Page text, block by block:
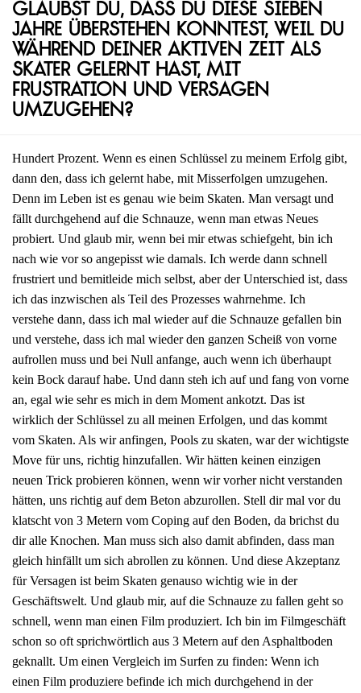
Glaubst du, dass du diese sieben
Jahre überstehen konntest, weil du
während deiner aktiven Zeit als
Skater gelernt hast, mit
Frustration und Versagen
umzugehen?
Hundert Prozent. Wenn es einen Schlüssel zu meinem Erfolg gibt,
dann den, dass ich gelernt habe, mit Misserfolgen umzugehen.
Denn im Leben ist es genau wie beim Skaten. Man versagt und
fällt durchgehend auf die Schnauze, wenn man etwas Neues
probiert. Und glaub mir, wenn bei mir etwas schiefgeht, bin ich
nach wie vor so angepisst wie damals. Ich werde dann schnell
frustriert und bemitleide mich selbst, aber der Unterschied ist, dass
ich das inzwischen als Teil des Prozesses wahrnehme. Ich
verstehe dann, dass ich mal wieder auf die Schnauze gefallen bin
und verstehe, dass ich mal wieder den ganzen Scheiß von vorne
aufrollen muss und bei Null anfange, auch wenn ich überhaupt
kein Bock darauf habe. Und dann steh ich auf und fang von vorne
an, egal wie sehr es mich in dem Moment ankotzt. Das ist
wirklich der Schlüssel zu all meinen Erfolgen, und das kommt
vom Skaten. Als wir anfingen, Pools zu skaten, war der wichtigste
Move für uns, richtig hinzufallen. Wir hätten keinen einzigen
neuen Trick probieren können, wenn wir vorher nicht verstanden
hätten, uns richtig auf dem Beton abzurollen. Stell dir mal vor du
klatscht von 3 Metern vom Coping auf den Boden, da brichst du
dir alle Knochen. Man muss sich also damit abfinden, dass man
gleich hinfällt um sich abrollen zu können. Und diese Akzeptanz
für Versagen ist beim Skaten genauso wichtig wie in der
Geschäftswelt. Und glaub mir, auf die Schnauze zu fallen geht so
schnell, wenn man einen Film produziert. Ich bin im Filmgeschäft
schon so oft sprichwörtlich aus 3 Metern auf den Asphaltboden
geknallt. Um einen Vergleich im Surfen zu finden: Wenn ich
einen Film produziere befinde ich mich durchgehend in der